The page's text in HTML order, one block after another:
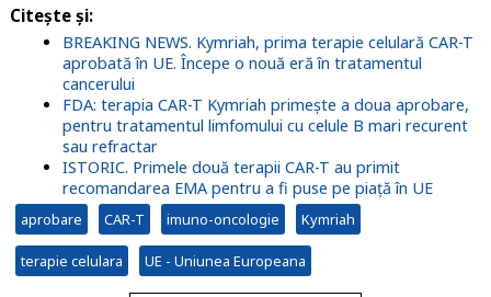
Citește și:
BREAKING NEWS. Kymriah, prima terapie celulară CAR-T
aprobată în UE. Începe o nouă eră în tratamentul
cancerului
FDA: terapia CAR-T Kymriah primește a doua aprobare,
pentru tratamentul limfomului cu celule B mari recurent
sau refractar
ISTORIC. Primele două terapii CAR-T au primit
recomandarea EMA pentru a fi puse pe piață în UE
aprobare CAR-T imuno-oncologie Kymriah
terapie celulara UE - Uniunea Europeana